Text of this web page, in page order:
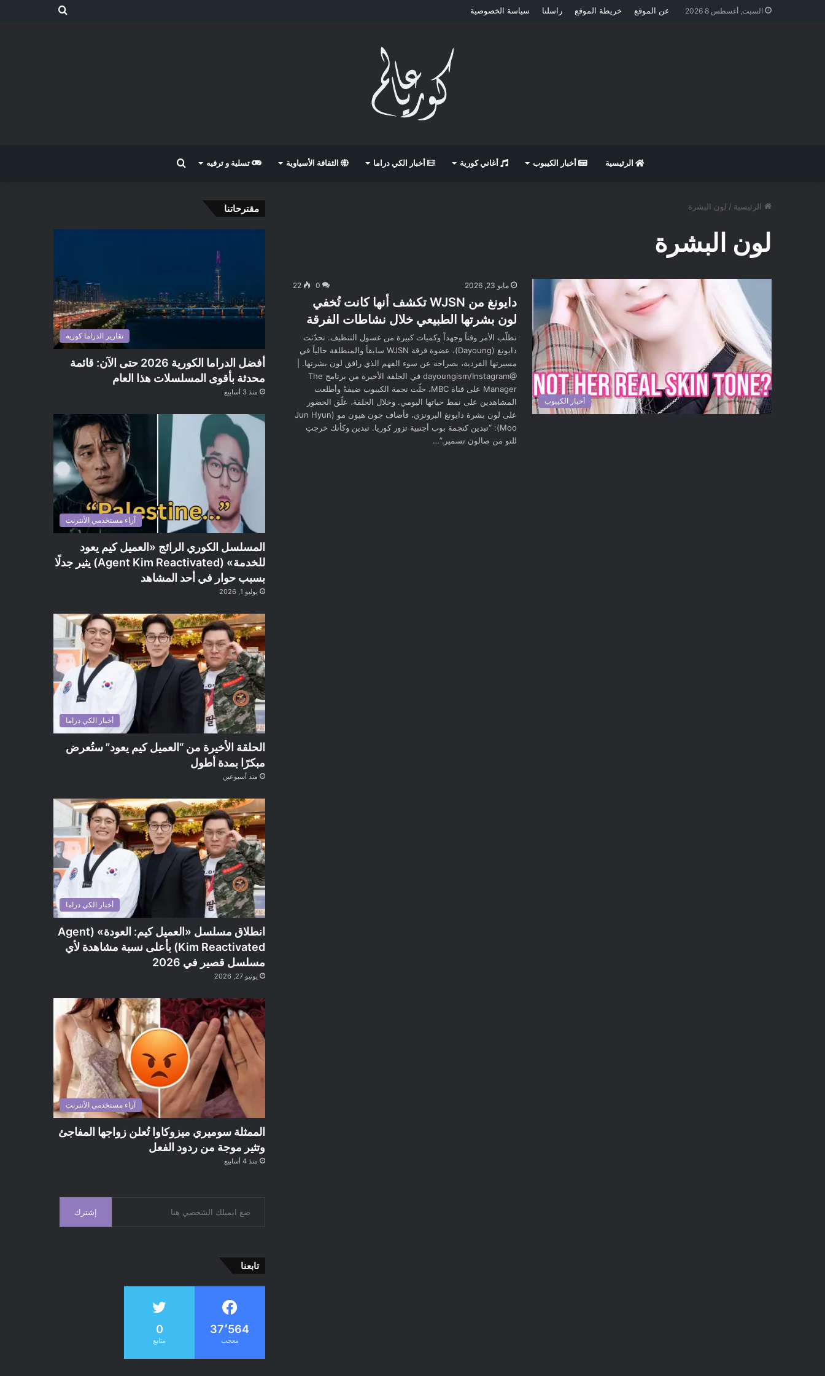
السبت, أغسطس 8 2026 عن الموقع خريطة الموقع راسلنا سياسة الخصوصية
الرئيسية أخبار الكيبوب أغاني كورية أخبار الكي دراما الثقافة الأسياوية تسلية و ترفيه
الرئيسية / لون البشرة
لون البشرة
أخبار الكيبوب
مايو 23, 2026 0
22
دايونغ من WJSN تكشف أنها كانت تُخفي
لون بشرتها الطبيعي خلال نشاطات الفرقة
تطلّب الأمر وقتاً وجهداً وكميات كبيرة من غسول التنظيف. تحدّثت
دايونغ (Dayoung)، عضوة فرقة WJSN سابقاً والمنطلقة حالياً في
مسيرتها الفردية، بصراحة عن سوء الفهم الذي رافق لون بشرتها. |
@dayoungism/Instagram في الحلقة الأخيرة من برنامج The
Manager على قناة MBC، حلّت نجمة الكيبوب ضيفةً وأطلعت
المشاهدين على نمط حياتها اليومي. وخلال الحلقة، علّق الحضور
على لون بشرة دايونغ البرونزي، فأضاف جون هيون مو (Jun Hyun
Moo): “تبدين كنجمة بوب أجنبية تزور كوريا. تبدين وكأنك خرجتِ
للتو من صالون تسمير.”…
مقترحاتنا
تقارير الدراما كورية
أفضل الدراما الكورية 2026 حتى الآن: قائمة
محدثة بأقوى المسلسلات هذا العام
منذ 3 أسابيع
آراء مستخدمي الأنترنت
المسلسل الكوري الرائج «العميل كيم يعود
للخدمة» (Agent Kim Reactivated) يثير جدلًا
بسبب حوار في أحد المشاهد
يوليو 1, 2026
أخبار الكي دراما
الحلقة الأخيرة من “العميل كيم يعود” ستُعرض
مبكرًا بمدة أطول
منذ أسبوعين
أخبار الكي دراما
انطلاق مسلسل «العميل كيم: العودة» (Agent
Kim Reactivated) بأعلى نسبة مشاهدة لأي
مسلسل قصير في 2026
يونيو 27, 2026
آراء مستخدمي الأنترنت
الممثلة سوميري ميزوكاوا تُعلن زواجها المفاجئ
وتثير موجة من ردود الفعل
منذ 4 أسابيع
إشترك
تابعنا
37٬564
معجب
0
متابع